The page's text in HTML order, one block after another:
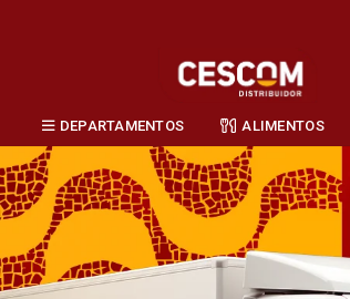
DEPARTAMENTOS ALIMENTOS